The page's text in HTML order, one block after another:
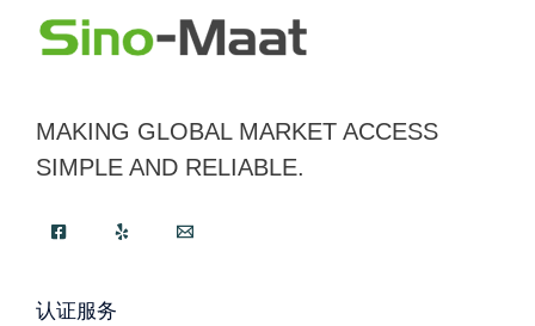
MAKING GLOBAL MARKET ACCESS
SIMPLE AND RELIABLE.
认证服务